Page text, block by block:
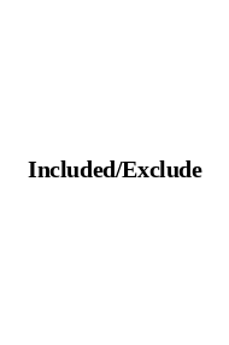
Included/Exclude